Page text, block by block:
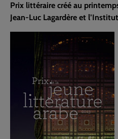
Prix littéraire créé au
Jean-Luc Lagardère et